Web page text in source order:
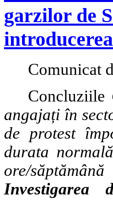
garzilor de
Comunicat
Concluziile
angajați în
de protest
durata
ore/
Investigarea